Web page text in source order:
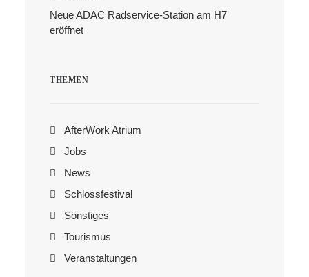
Neue ADAC Radservice-Station am H7
eröffnet
THEMEN
AfterWork Atrium
Jobs
News
Schlossfestival
Sonstiges
Tourismus
Veranstaltungen